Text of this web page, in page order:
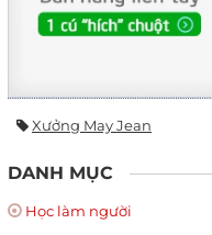
Xưởng May Jean
DANH MỤC
Học làm người